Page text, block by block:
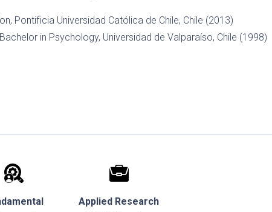
Pontificia Universidad Católica de Chile, Chile (2013)
in Psychology, Universidad de Valparaíso, Chile (1998)
Applied Research